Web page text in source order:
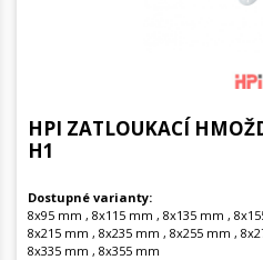
HPI ZATLOUKACÍ
H1
Dostupné varianty:
8x95 mm , 8x115 mm , 8x135 mm ,
8x215 mm , 8x235 mm , 8x255 mm ,
8x335 mm , 8x355 mm